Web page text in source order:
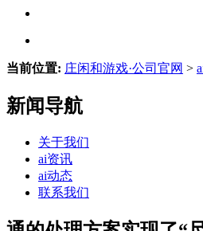
当前位置: 庄闲和游戏·公司官网 >
新闻导航
关于我们
ai资讯
ai动态
联系我们